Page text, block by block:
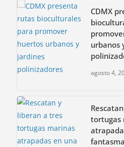
CDMX
urbanos
agosto 4,
tortugas